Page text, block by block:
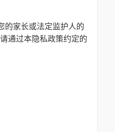
的家长或法定监护人的
通过本隐私政策约定的